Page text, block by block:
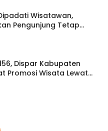
Wisatawan,
Pengunjung Tetap
Dispar Kabupaten
Promosi Wisata Lewat